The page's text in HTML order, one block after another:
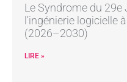
Le Syndrome du 29e
l’ingénierie logicielle
(2026–2030)
LIRE »